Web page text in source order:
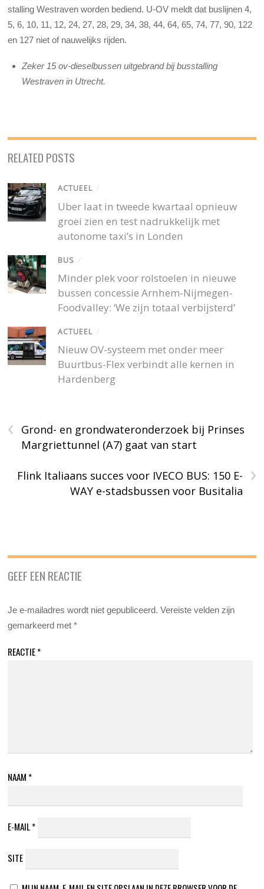
stalling Westraven worden bediend. U-OV meldt dat buslijnen 4,
5, 6, 10, 11, 12, 24, 27, 28, 29, 34, 38, 44, 64, 65, 74, 77, 90, 122
en 127 niet of nauwelijks rijden.
Zeker 15 ov-dieselbussen uitgebrand bij busstalling
Westraven in Utrecht.
RELATED POSTS
ACTUEEL /
Uber laat in tweede kwartaal opnieuw
groei zien en test nadrukkelijk met
autonome taxi’s in Londen
BUS /
Minder plek voor rolstoelen in nieuwe
bussen concessie Arnhem-Nijmegen-
Foodvalley: ‘We zijn totaal verbijsterd’
ACTUEEL /
Nieuw OV-systeem met onder meer
Buurtbus-Flex verbindt alle kernen in
Hardenberg
‹
Grond- en grondwateronderzoek bij Prinses
Margriettunnel (A7) gaat van start
›
Flink Italiaans succes voor IVECO BUS: 150 E-
WAY e-stadsbussen voor Busitalia
GEEF EEN REACTIE
Je e-mailadres wordt niet gepubliceerd. Vereiste velden zijn
gemarkeerd met*
REACTIE*
NAAM *
E-MAIL*
SITE